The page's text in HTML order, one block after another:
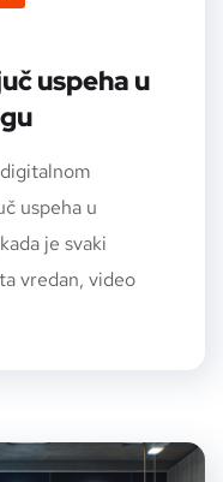
uspeha u
uspeha u
je svaki
vredan, video